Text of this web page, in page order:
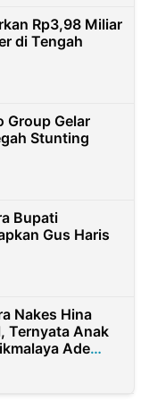
Rp3,98 Miliar
di Tengah
Group Gelar
Stunting
Bupati
Gus Haris
Nakes Hina
Ternyata Anak
Ade